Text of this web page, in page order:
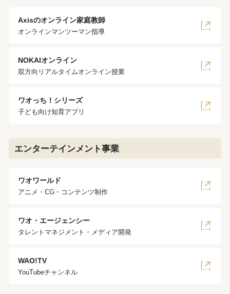
Axisのオンライン家庭教師
オンラインマンツーマン指導
NOKAIオンライン
双方向リアルタイムオンライン授業
ワオっち！シリーズ
子ども向け知育アプリ
エンターテインメント事業
ワオワールド
アニメ・CG・コンテンツ制作
ワオ・エージェンシー
タレントマネジメント・メディア開発
WAO!TV
YouTubeチャンネル